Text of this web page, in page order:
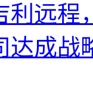
利远程
达成战